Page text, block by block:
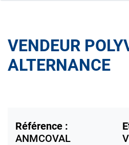
VENDEUR
ALTERNANCE
Référence :
ANMCOVAL